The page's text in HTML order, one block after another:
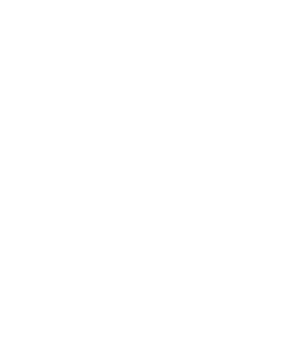
pour savoir comment
: